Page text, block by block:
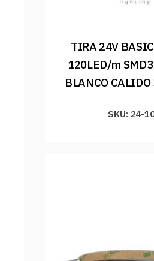
TIRA 24V
120LED/m
BLANCO
SKU: 24-